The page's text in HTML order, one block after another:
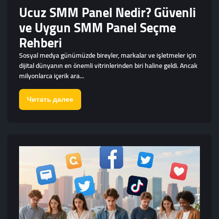
Ucuz SMM Panel Nedir? Güvenli
ve Uygun SMM Panel Seçme
Rehberi
Sosyal medya günümüzde bireyler, markalar ve işletmeler için
dijital dünyanın en önemli vitrinlerinden biri haline geldi. Ancak
milyonlarca içerik ara...
Читать далее